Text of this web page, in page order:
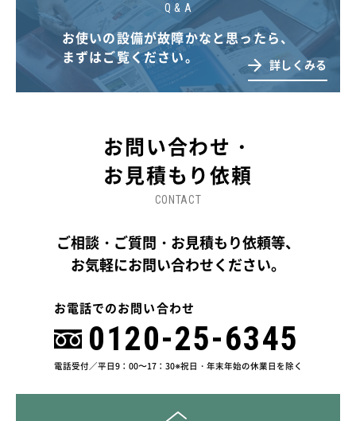
Q & A
お使いの設備が故障かなと思ったら、
まずはご覧ください。
詳しくみる
お問い合わせ・
お見積もり依頼
CONTACT
ご相談・ご質問・お見積もり依頼等、
お気軽にお問い合わせください。
お電話でのお問い合わせ
0120-25-6345
電話受付／平日9：00〜17：30※祝日・年末年始の休業日を除く